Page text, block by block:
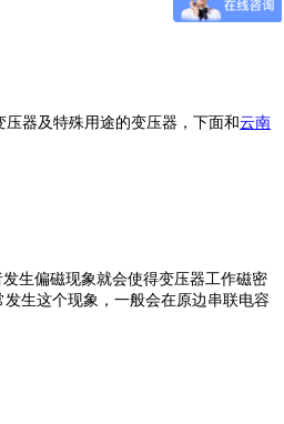
器及特殊用途的变压器，下面和云南
生偏磁现象就会使得变压器工作磁密
生这个现象，一般会在原边串联电容